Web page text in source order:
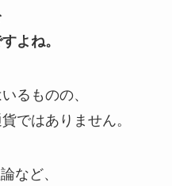
よね。
るものの、
ではありません。
など、